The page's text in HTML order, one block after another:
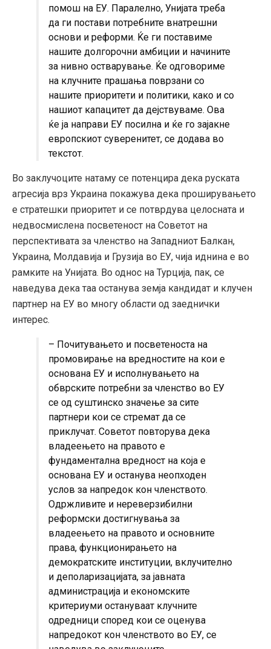
помош на ЕУ. Паралелно, Унијата треба
да ги постави потребните внатрешни
основи и реформи. Ќе ги поставиме
нашите долгорочни амбиции и начините
за нивно остварување. Ќе одговориме
на клучните прашања поврзани со
нашите приоритети и политики, како и со
нашиот капацитет да дејствуваме. Ова
ќе ја направи ЕУ посилна и ќе го зајакне
европскиот суверенитет, се додава во
текстот.
Во заклучоците натаму се потенцира дека руската
агресија врз Украина покажува дека проширувањето
е стратешки приоритет и се потврдува целосната и
недвосмислена посветеност на Советот на
перспективата за членство на Западниот Балкан,
Украина, Молдавија и Грузија во ЕУ, чија иднина е во
рамките на Унијата. Во однос на Турција, пак, се
наведува дека таа останува земја кандидат и клучен
партнер на ЕУ во многу области од заеднички
интерес.
– Почитувањето и посветеноста на
промовирање на вредностите на кои е
основана ЕУ и исполнувањето на
обврските потребни за членство во ЕУ
се од суштинско значење за сите
партнери кои се стремат да се
приклучат. Советот повторува дека
владеењето на правото е
фундаментална вредност на која е
основана ЕУ и останува неопходен
услов за напредок кон членството.
Одржливите и нереверзибилни
реформски достигнувања за
владеењето на правото и основните
права, функционирањето на
демократските институции, вклучително
и деполаризацијата, за јавната
администрација и економските
критериуми остануваат клучните
одредници според кои се оценува
напредокот кон членството во ЕУ, се